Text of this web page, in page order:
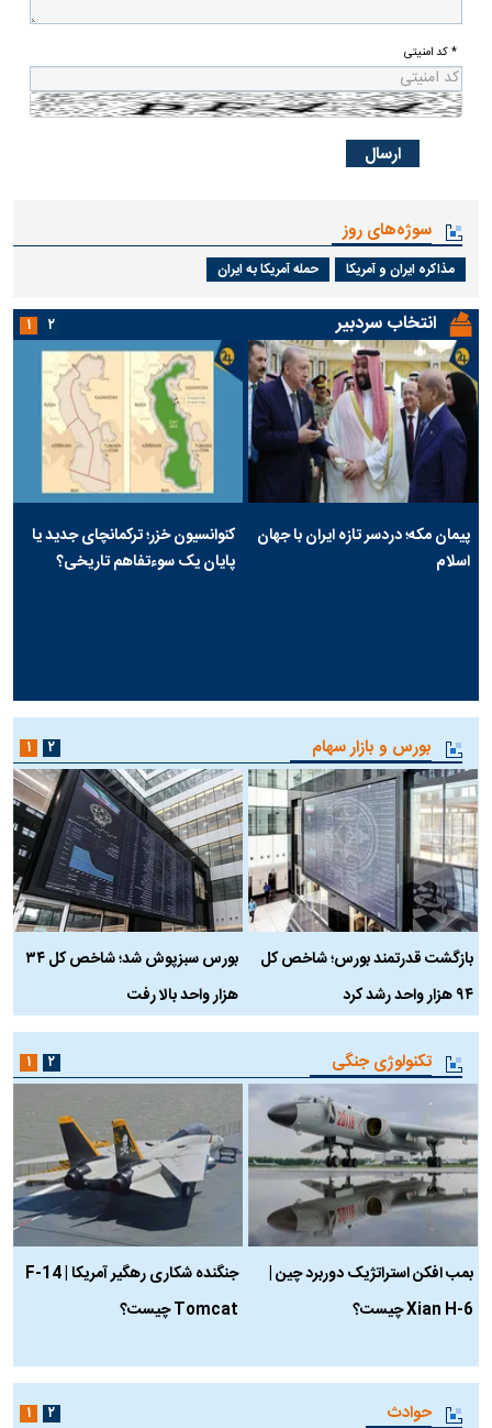
* کد امنیتی
سوژه‌های روز
مذاکره ایران و آمریکا حمله آمریکا به ایران
انتخاب سردبیر
پیمان مکه؛ دردسر تازه ایران با جهان
اسلام
کنوانسیون خزر؛ ترکمانچای جدید یا
پایان یک سوءتفاهم تاریخی؟
۱ ۲
بورس و بازار سهام
بازگشت قدرتمند بورس؛ شاخص کل
۹۴ هزار واحد رشد کرد
بورس سبزپوش شد؛ شاخص کل ۳۴
هزار واحد بالا رفت
۱ ۲
تکنولوژی جنگی
بمب افکن استراتژیک دوربرد چین |
Xian H-6 چیست؟
جنگنده شکاری رهگیر آمریکا | F-14
Tomcat چیست؟
۱ ۲
حوادث ۱ ۲